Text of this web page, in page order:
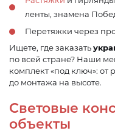
ленты, знамена
Перетяжки через
Ищете, где заказать
по всей стране? Наши
комплект «под ключ»: от
до монтажа на высоте.
Световые
объекты